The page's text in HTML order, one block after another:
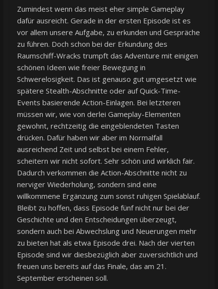
Zumindest wenn das meist eher simple Gameplay
dafür ausreicht. Gerade in der ersten Episode ist es
vor allem unsere Aufgabe, zu erkunden und Gespräche
zu führen. Doch schon bei der Erkundung des
Raumschiff-Wracks trumpft das Adventure mit einigen
schönen Ideen wie freier Bewegung in
Schwerelosigkeit. Das ist genauso gut umgesetzt wie
spätere Stealth-Abschnitte oder auf Quick-Time-
Events basierende Action-Einlagen. Bei letzteren
müssen wir, wie von derlei Gameplay-Elementen
gewohnt, rechtzeitig die eingeblendeten Tasten
drücken. Dafür haben wir aber im Normalfall
ausreichend Zeit und selbst bei einem Fehler,
scheitern wir nicht sofort. Sehr schön und wirklich fair.
Dadurch verkommen die Action-Abschnitte nicht zu
nerviger Wiederholung, sondern sind eine
willkommene Ergänzung zum sonst ruhigen Spielablauf.
Bleibt zu hoffen, dass Episode fünf nicht nur bei der
Geschichte und den Entscheidungen überzeugt,
sondern auch bei Abwechslung und Neuerungen mehr
zu bieten hat als etwa Episode drei. Nach der vierten
Episode sind wir diesbezüglich aber zuversichtlich und
freuen uns bereits auf das Finale, das am 21.
September erscheinen soll.